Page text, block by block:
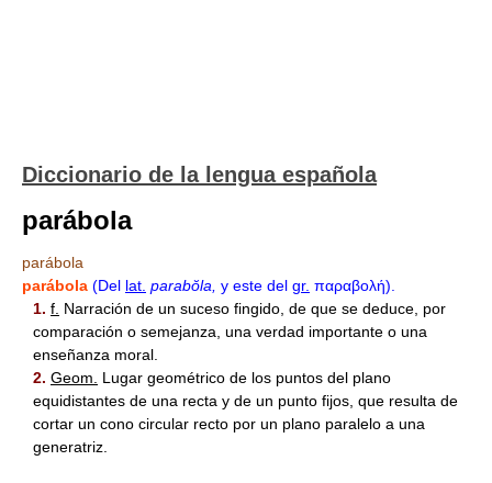
Diccionario de la lengua española
parábola
parábola
parábola (Del lat. parabŏla, y este del gr. παραβολή).
1. f. Narración de un suceso fingido, de que se deduce, por
comparación o semejanza, una verdad importante o una
enseñanza moral.
2. Geom.
Lugar geométrico de los puntos del plano
equidistantes de una recta y de un punto fijos, que resulta de
cortar un cono circular recto por un plano paralelo a una
generatriz.